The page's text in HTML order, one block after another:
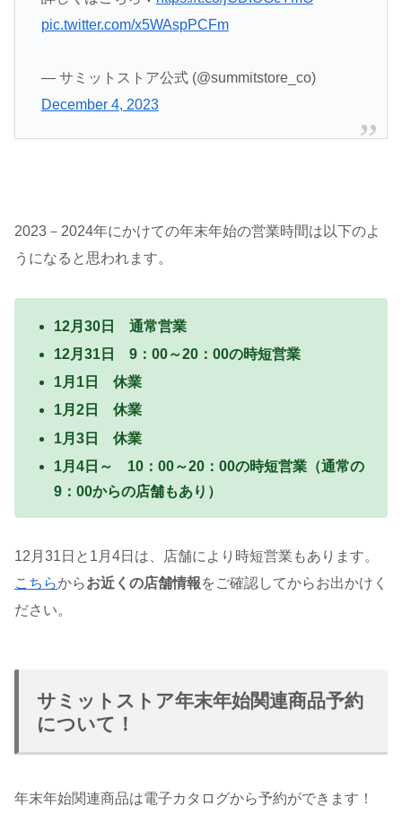
pic.twitter.com/x5WAspPCFm
— サミットストア公式 (@summitstore_co)
December 4, 2023
2023－2024年にかけての年末年始の営業時間は以下のよ
うになると思われます。
12月30日 通常営業
12月31日 9：00～20：00の時短営業
1月1日 休業
1月2日 休業
1月3日 休業
1月4日～ 10：00～20：00の時短営業（通常の
9：00からの店舗もあり）
12月31日と1月4日は、店舗により時短営業もあります。
こちらからお近くの店舗情報をご確認してからお出かけく
ださい。
サミットストア年末年始関連商品予約
について！
年末年始関連商品は電子カタログから予約ができます！